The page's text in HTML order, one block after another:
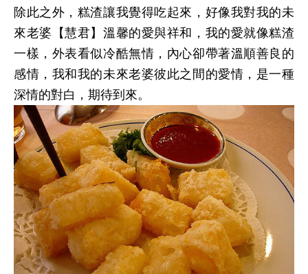
除此之外，糕渣讓我覺得吃起來，好像我對我的未
來老婆【慧君】溫馨的愛與祥和，我的愛就像糕渣
一樣，外表看似冷酷無情，內心卻帶著溫順善良的
感情，我和我的未來老婆彼此之間的愛情，是一種
深情的對白，期待到來。